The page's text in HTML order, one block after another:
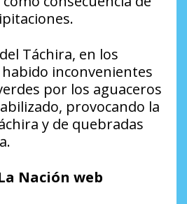
Táchira, en los
inconvenientes
por los aguaceros
provocando la
y de quebradas
Nación web